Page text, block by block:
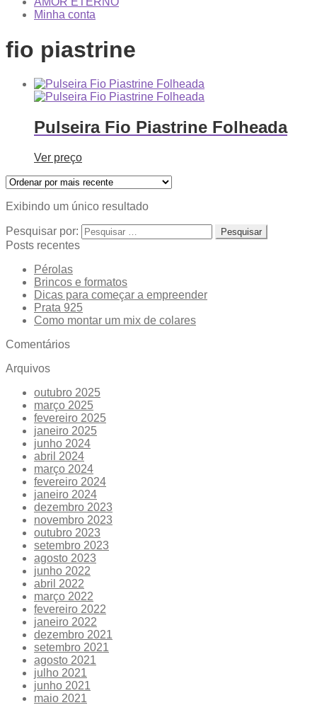
Minha conta
fio piastrine
Pulseira Fio Piastrine Folheada
Ver preço
Exibindo um único resultado
Pesquisar por:
Posts recentes
Pérolas
Brincos e formatos
Dicas para começar a empreender
Prata 925
Como montar um mix de colares
Comentários
Arquivos
outubro 2025
março 2025
fevereiro 2025
janeiro 2025
junho 2024
abril 2024
março 2024
fevereiro 2024
janeiro 2024
dezembro 2023
novembro 2023
outubro 2023
setembro 2023
agosto 2023
junho 2022
abril 2022
março 2022
fevereiro 2022
janeiro 2022
dezembro 2021
setembro 2021
agosto 2021
julho 2021
junho 2021
maio 2021